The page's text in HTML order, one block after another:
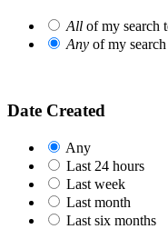
All of my search
Any of my
Date Created
Any
Last 24 hours
Last week
Last month
Last six months